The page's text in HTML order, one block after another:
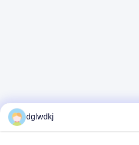
dglwdkj